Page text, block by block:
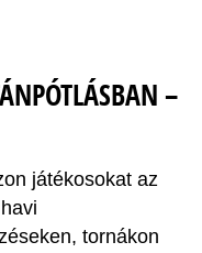
–
játékosokat az
tornákon